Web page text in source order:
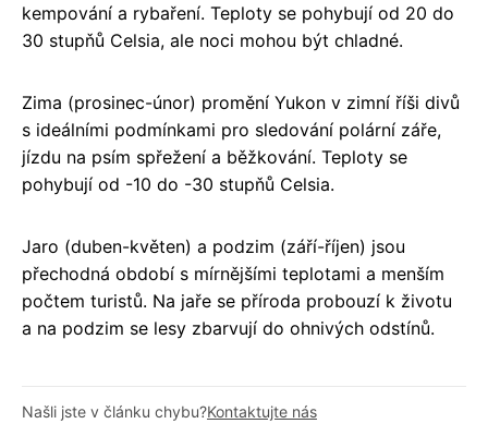
kempování a rybaření. Teploty se pohybují od 20 do
30 stupňů Celsia, ale noci mohou být chladné.
Zima (prosinec-únor) promění Yukon v zimní říši divů
s ideálními podmínkami pro sledování polární záře,
jízdu na psím spřežení a běžkování. Teploty se
pohybují od -10 do -30 stupňů Celsia.
Jaro (duben-květen) a podzim (září-říjen) jsou
přechodná období s mírnějšími teplotami a menším
počtem turistů. Na jaře se příroda probouzí k životu
a na podzim se lesy zbarvují do ohnivých odstínů.
Našli jste v článku chybu?Kontaktujte nás